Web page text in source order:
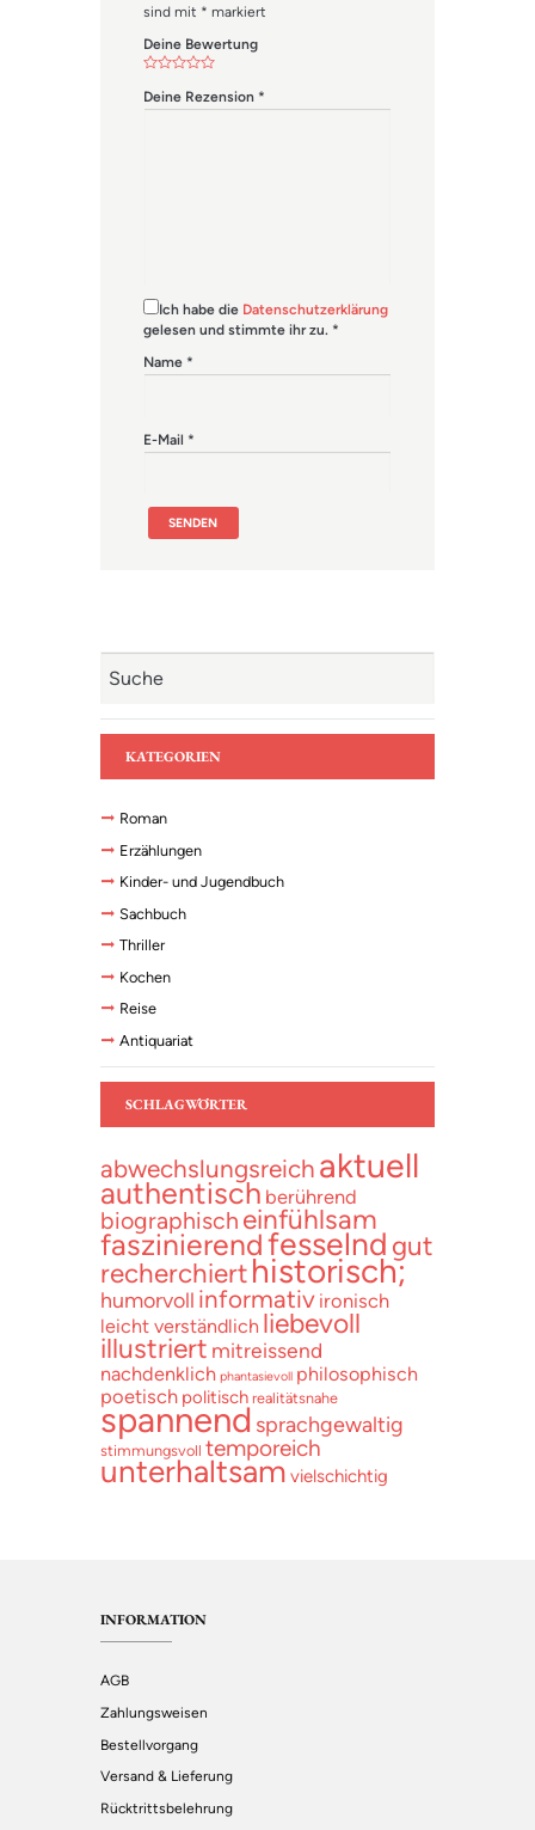
sind mit * markiert
Deine Bewertung
Deine Rezension *
Ich habe die Datenschutzerklärung
gelesen und stimmte ihr zu. *
Name *
E-Mail *
KATEGORIEN
Roman
Erzählungen
Kinder- und Jugendbuch
Sachbuch
Thriller
Kochen
Reise
Antiquariat
SCHLAGWÖRTER
abwechslungsreich aktuell
authentisch berührend
biographisch einfühlsam
faszinierendfesselnd gut
recherchierthistorisch;
humorvoll informativ ironisch
leicht verständlich liebevoll
illustriert mitreissend
nachdenklich phantasievoll philosophisch
poetisch politisch realitätsnahe
spannend sprachgewaltig
stimmungsvoll temporeich
unterhaltsam vielschichtig
INFORMATION
AGB
Zahlungsweisen
Bestellvorgang
Versand & Lieferung
Rücktrittsbelehrung